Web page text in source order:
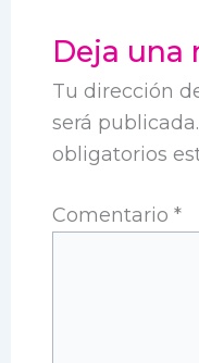
Deja una
Tu dirección
será publicada.
obligatorios
Comentario*